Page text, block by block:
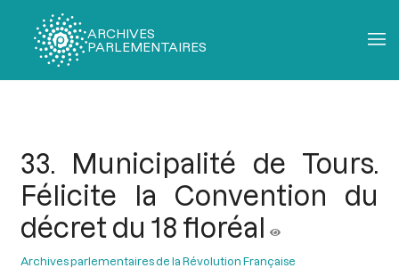
ARCHIVES
PARLEMENTAIRES
33. Municipalité de Tours.
Félicite la Convention du
décret du 18 floréal
Archives parlementaires de la Révolution Française